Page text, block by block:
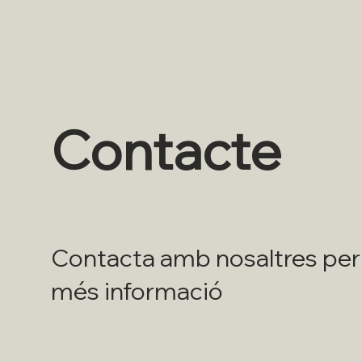
Contacte
Contacta amb nosaltres
més informació